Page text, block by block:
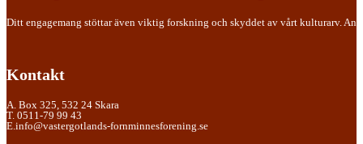
Ditt engagemang stöttar även viktig forskning och skyddet av vårt kulturarv.
Kontakt
A. Box 325, 532 24 Skara
T. 0511-79 99 43
E.info@vastergotlands-fornminnesforening.se